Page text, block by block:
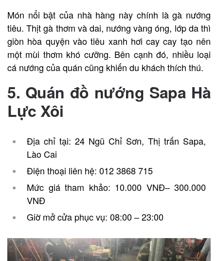
Món nổi bật của nhà hàng này chính là gà nướng
tiêu. Thịt gà thơm và dai, nướng vàng óng, lớp da thì
giòn hòa quyện vào tiêu xanh hơi cay cay tạo nên
một mùi thơm khó cưỡng. Bên cạnh đó, nhiều loại
cá nướng của quán cũng khiến du khách thích thú.
5. Quán đồ nướng Sapa Hà
Lực Xôi
Địa chỉ tại: 24 Ngũ Chỉ Sơn, Thị trấn Sapa,
Lào Cai
Điện thoại liên hệ: 012 3868 715
Mức giá tham khảo: 10.000 VNĐ– 300.000
VNĐ
Giờ mở cửa phục vụ: 08:00 – 23:00